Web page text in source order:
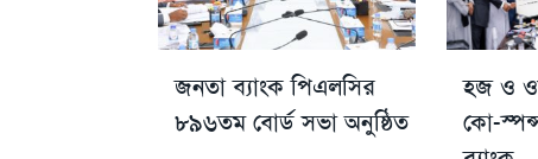
জনতা ব্যাংক পিএলসির
৮৯৬তম বোর্ড সভা অনুষ্ঠিত
হজ ও
কো-